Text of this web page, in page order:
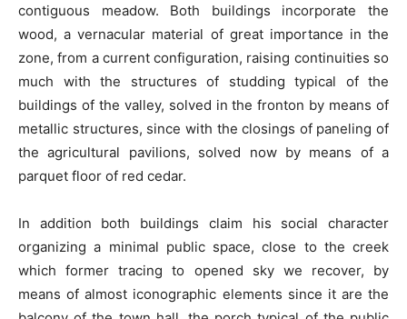
contiguous meadow. Both buildings incorporate the
wood, a vernacular material of great importance in the
zone, from a current configuration, raising continuities so
much with the structures of studding typical of the
buildings of the valley, solved in the fronton by means of
metallic structures, since with the closings of paneling of
the agricultural pavilions, solved now by means of a
parquet floor of red cedar.
In addition both buildings claim his social character
organizing a minimal public space, close to the creek
which former tracing to opened sky we recover, by
means of almost iconographic elements since it are the